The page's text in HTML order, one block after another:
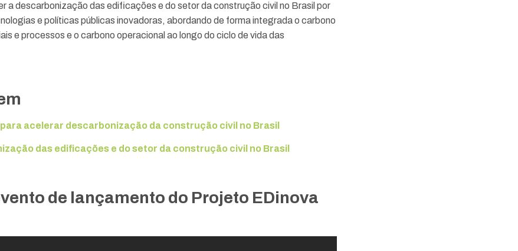
a descarbonização das edificações e do setor da construção civil no Brasil por
e políticas públicas inovadoras, abordando de forma integrada o carbono
e processos e o carbono operacional ao longo do ciclo de vida das
para acelerar descarbonização da construção civil no Brasil
das edificações e do setor da construção civil no Brasil
de lançamento do Projeto EDinova